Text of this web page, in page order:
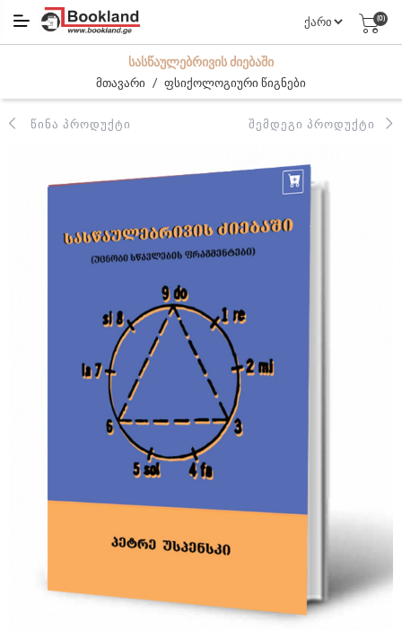
(0)
ᲡᲐᲡᲬᲐᲣᲚᲔᲑᲠᲘᲕᲘᲡ ᲫᲘᲔᲑᲐᲨᲘ
მთავარი / ფსიქოლოგიური წიგნები
ᲬᲘᲜᲐ ᲞᲠᲝᲓᲣᲥᲢᲘ ᲨᲔᲛᲓᲔᲒᲘ ᲞᲠᲝᲓᲣᲥᲢᲘ